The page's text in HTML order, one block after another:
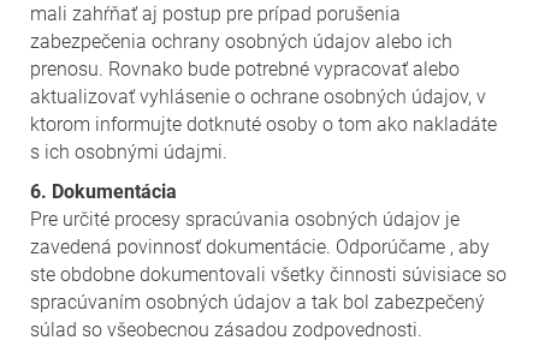
mali zahŕňať aj postup pre prípad porušenia
zabezpečenia ochrany osobných údajov alebo ich
prenosu. Rovnako bude potrebné vypracovať alebo
aktualizovať vyhlásenie o ochrane osobných údajov, v
ktorom informujte dotknuté osoby o tom ako nakladáte
s ich osobnými údajmi.
6. Dokumentácia
Pre určité procesy spracúvania osobných údajov je
zavedená povinnosť dokumentácie. Odporúčame , aby
ste obdobne dokumentovali všetky činnosti súvisiace so
spracúvaním osobných údajov a tak bol zabezpečený
súlad so všeobecnou zásadou zodpovednosti.